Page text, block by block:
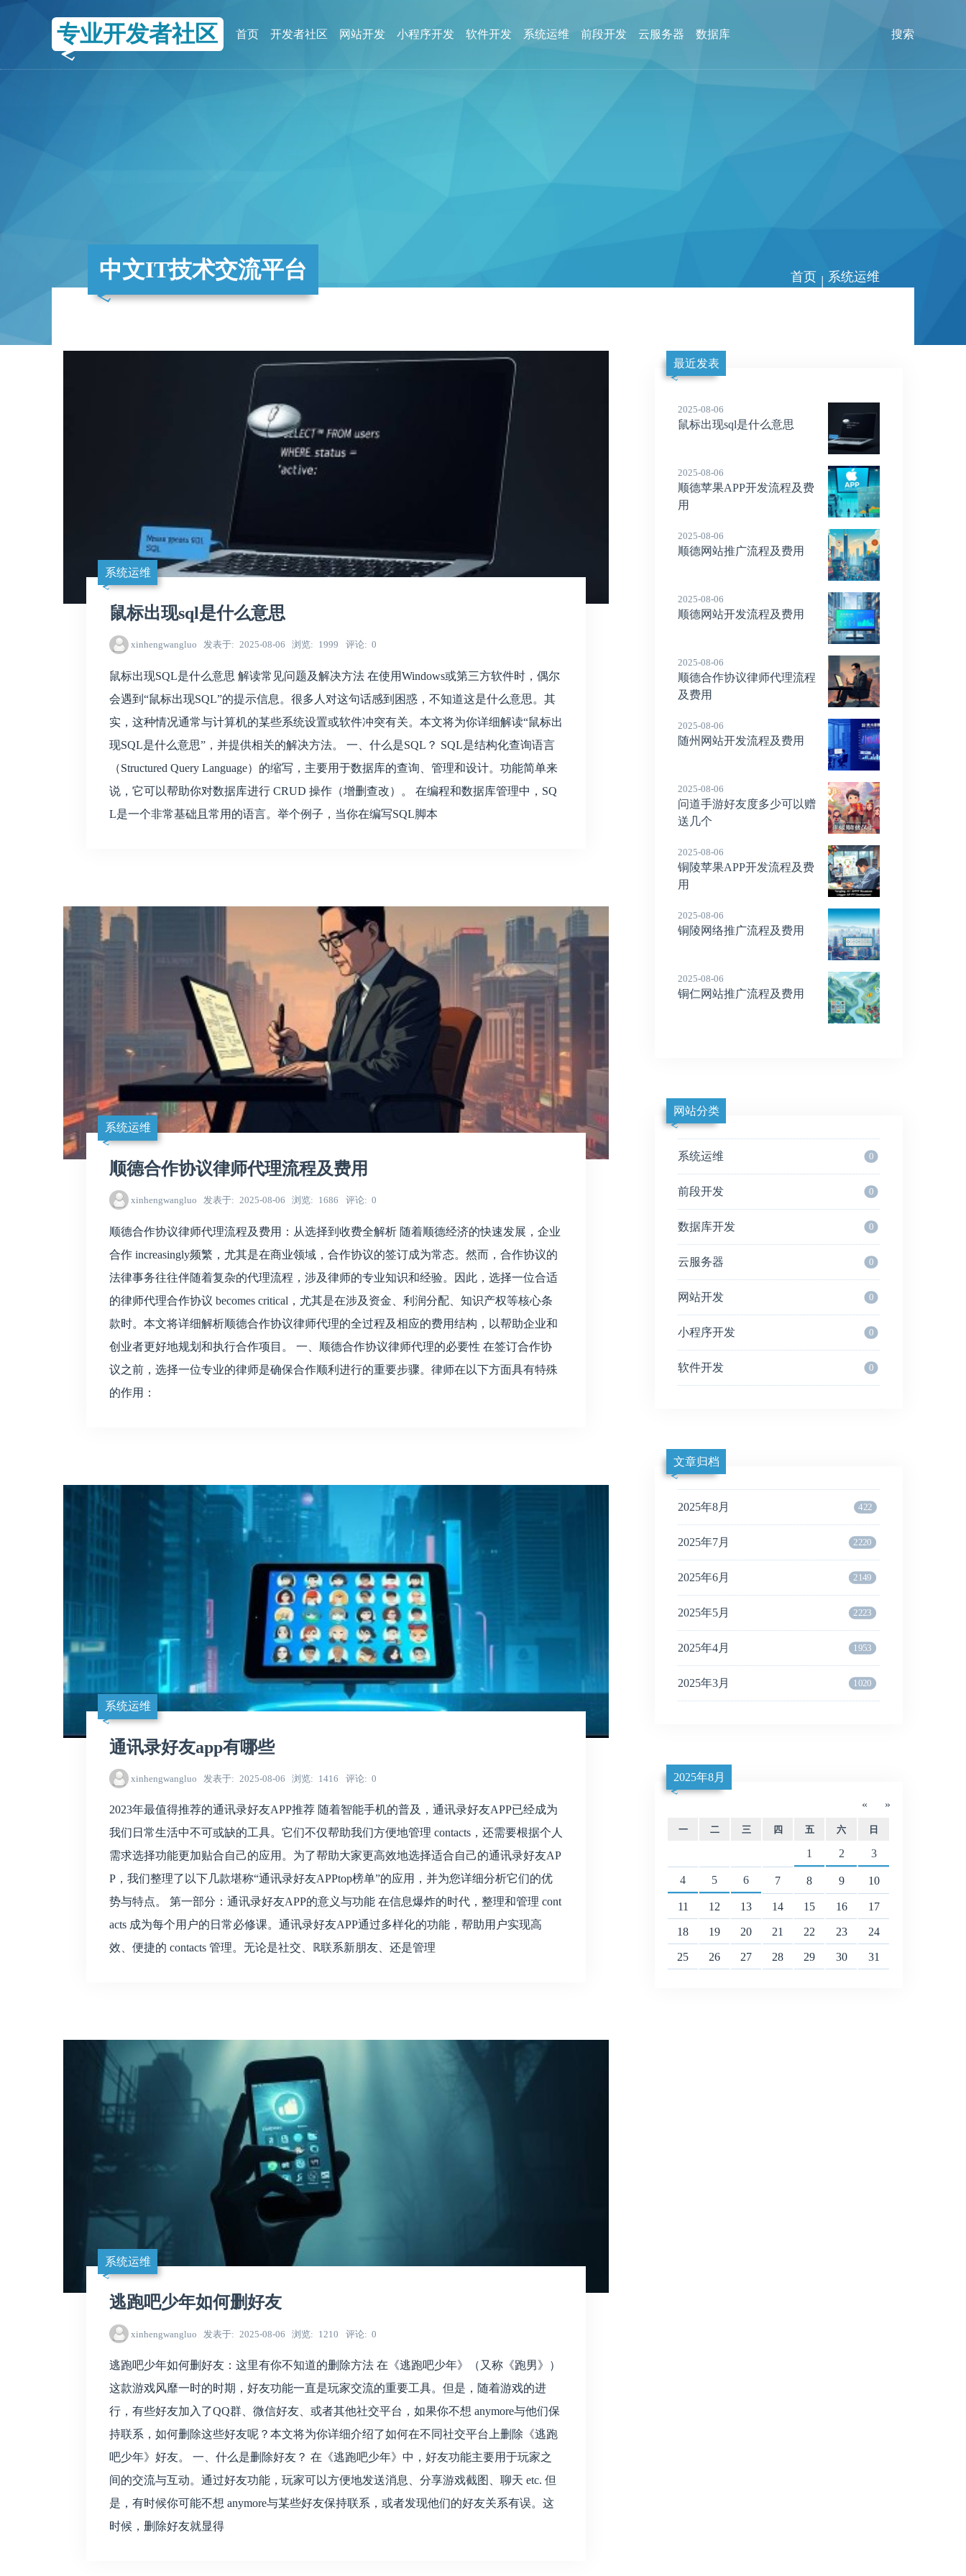
专业开发者社区 首页 开发者社区 网站开发 小程序开发 软件开发 系统运维 前段开发 云服务器 数据库 搜索
中文IT技术交流平台 首页 | 系统运维
系统运维
鼠标出现sql是什么意思
xinhengwangluo 发表于 2025-08-06 浏览 1999 评论 0
鼠标出现SQL是什么意思 解读常见问题及解决方法 在使用Windows或第三方软件时，偶尔
会遇到“鼠标出现SQL”的提示信息。很多人对这句话感到困惑，不知道这是什么意思。其
实，这种情况通常与计算机的某些系统设置或软件冲突有关。本文将为你详细解读“鼠标出
现SQL是什么意思”，并提供相关的解决方法。 一、什么是SQL？ SQL是结构化查询语言
（Structured Query Language）的缩写，主要用于数据库的查询、管理和设计。功能简单来
说，它可以帮助你对数据库进行 CRUD 操作（增删查改）。 在编程和数据库管理中，SQ
L是一个非常基础且常用的语言。举个例子，当你在编写SQL脚本
系统运维
顺德合作协议律师代理流程及费用
xinhengwangluo 发表于 2025-08-06 浏览 1686 评论 0
顺德合作协议律师代理流程及费用：从选择到收费全解析 随着顺德经济的快速发展，企业
合作 increasingly频繁，尤其是在商业领域，合作协议的签订成为常态。然而，合作协议的
法律事务往往伴随着复杂的代理流程，涉及律师的专业知识和经验。因此，选择一位合适
的律师代理合作协议 becomes critical，尤其是在涉及资金、利润分配、知识产权等核心条
款时。本文将详细解析顺德合作协议律师代理的全过程及相应的费用结构，以帮助企业和
创业者更好地规划和执行合作项目。 一、顺德合作协议律师代理的必要性 在签订合作协
议之前，选择一位专业的律师是确保合作顺利进行的重要步骤。律师在以下方面具有特殊
的作用：
系统运维
通讯录好友app有哪些
xinhengwangluo 发表于 2025-08-06 浏览 1416 评论 0
2023年最值得推荐的通讯录好友APP推荐 随着智能手机的普及，通讯录好友APP已经成为
我们日常生活中不可或缺的工具。它们不仅帮助我们方便地管理 contacts，还需要根据个人
需求选择功能更加贴合自己的应用。为了帮助大家更高效地选择适合自己的通讯录好友AP
P，我们整理了以下几款堪称“通讯录好友APPtop榜单”的应用，并为您详细分析它们的优
势与特点。 第一部分：通讯录好友APP的意义与功能 在信息爆炸的时代，整理和管理 cont
acts 成为每个用户的日常必修课。通讯录好友APP通过多样化的功能，帮助用户实现高
效、便捷的 contacts 管理。无论是社交、ℝ️联系新朋友、还是管理
系统运维
逃跑吧少年如何删好友
xinhengwangluo 发表于 2025-08-06 浏览 1210 评论 0
逃跑吧少年如何删好友：这里有你不知道的删除方法 在《逃跑吧少年》（又称《跑男》）
这款游戏风靡一时的时期，好友功能一直是玩家交流的重要工具。但是，随着游戏的进
行，有些好友加入了QQ群、微信好友、或者其他社交平台，如果你不想 anymore与他们保
持联系，如何删除这些好友呢？本文将为你详细介绍了如何在不同社交平台上删除《逃跑
吧少年》好友。 一、什么是删除好友？ 在《逃跑吧少年》中，好友功能主要用于玩家之
间的交流与互动。通过好友功能，玩家可以方便地发送消息、分享游戏截图、聊天 etc. 但
是，有时候你可能不想 anymore与某些好友保持联系，或者发现他们的好友关系有误。这
时候，删除好友就显得
最近发表
2025-08-06
鼠标出现sql是什么意思
2025-08-06
顺德苹果APP开发流程及费
用
2025-08-06
顺德网站推广流程及费用
2025-08-06
顺德网站开发流程及费用
2025-08-06
顺德合作协议律师代理流程
及费用
2025-08-06
随州网站开发流程及费用
2025-08-06
问道手游好友度多少可以赠
送几个
2025-08-06
铜陵苹果APP开发流程及费
用
2025-08-06
铜陵网络推广流程及费用
2025-08-06
铜仁网站推广流程及费用
网站分类
系统运维 0
前段开发 0
数据库开发 0
云服务器 0
网站开发 0
小程序开发 0
软件开发 0
文章归档
2025年8月 422
2025年7月 2220
2025年6月 2149
2025年5月 2223
2025年4月 1953
2025年3月 1020
«
2025年8月
»
一 二 三 四 五 六 日
1 2 3
4 5 6 7 8 9 10
11 12 13 14 15 16 17
18 19 20 21 22 23 24
25 26 27 28 29 30 31